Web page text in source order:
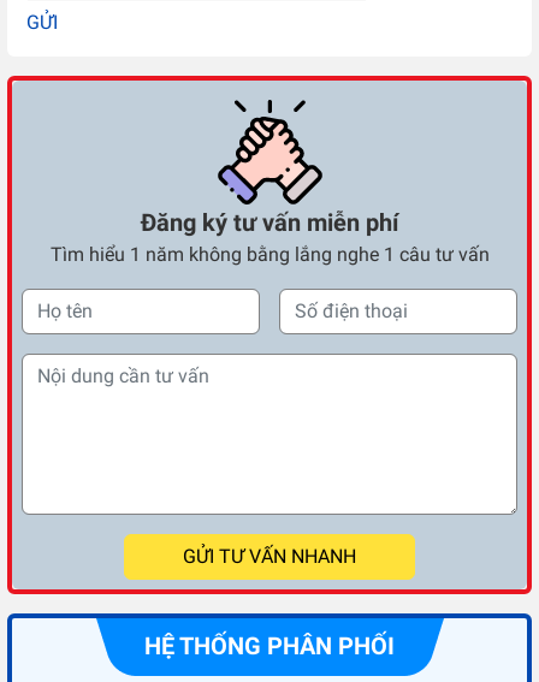
GỬI
Đăng ký tư vấn miễn phí
Tìm hiểu 1 năm không bằng lắng nghe 1 câu tư vấn
GỬI TƯ VẤN NHANH
HỆ THỐNG PHÂN PHỐI